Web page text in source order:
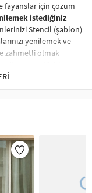
fayanslar için çözüm
istediğiniz
Stencil (şablon)
yenilemek ve
zahmetli olmak
yüzeye pratik bir
duvarlarınızın,
renklerle
, stencil
El işi ve ev
eğlenceli
kullanılabilir.